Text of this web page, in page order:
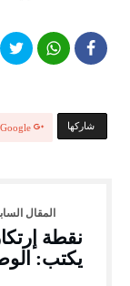
‫‫ شاركها‬ Google+
نقطة
يكتب: